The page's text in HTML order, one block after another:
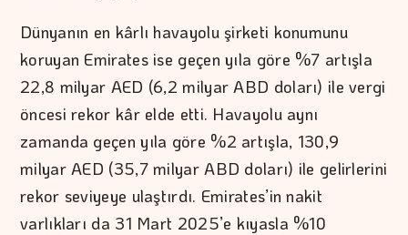
Dünyanın en kârlı havayolu şirketi konumunu
koruyan Emirates ise geçen yıla göre %7 artışla
22,8 milyar AED (6,2 milyar ABD doları) ile vergi
öncesi rekor kâr elde etti. Havayolu aynı
zamanda geçen yıla göre %2 artışla, 130,9
milyar AED (35,7 milyar ABD doları) ile gelirlerini
rekor seviyeye ulaştırdı. Emirates’in nakit
varlıkları da 31 Mart 2025’e kıyasla %10